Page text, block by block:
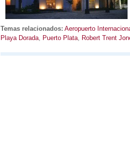
Temas relacionados: Aeropuerto
Playa Dorada, Puerto Plata, Robert Trent